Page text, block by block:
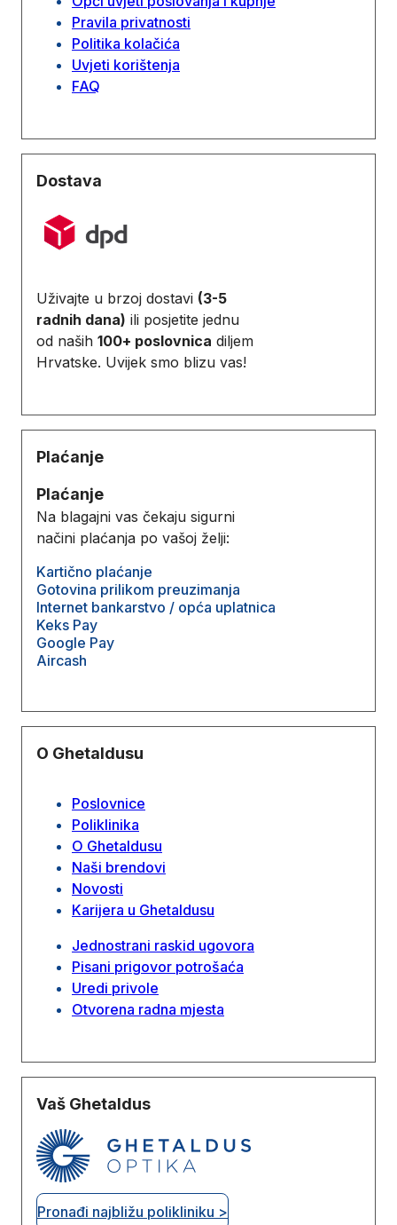
Pravila privatnosti
Politika kolačića
Uvjeti korištenja
FAQ
Dostava
Uživajte u brzoj dostavi (3-5
radnih dana) ili posjetite jednu
od naših 100+ poslovnica diljem
Hrvatske. Uvijek smo blizu vas!
Plaćanje
Plaćanje
Na blagajni vas čekaju sigurni
načini plaćanja po vašoj želji:
Kartično plaćanje
Gotovina prilikom preuzimanja
Internet bankarstvo / opća uplatnica
Keks Pay
Google Pay
Aircash
O Ghetaldusu
Poslovnice
Poliklinika
O Ghetaldusu
Naši brendovi
Novosti
Karijera u Ghetaldusu
Jednostrani raskid ugovora
Pisani prigovor potrošaća
Uredi privole
Otvorena radna mjesta
Vaš Ghetaldus
Pronađi najbližu polikliniku >